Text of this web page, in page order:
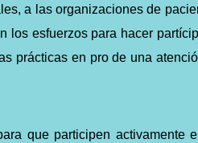
a las organizaciones de
los esfuerzos para hacer
prácticas en pro de una
que participen activamente